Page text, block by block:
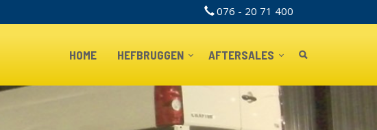
TOPBAR
076 - 20 71 400
HOME HEFBRUGGEN AFTERSALES